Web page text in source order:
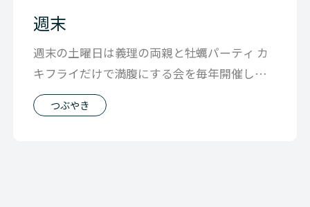
週末
週末の土曜日は義理の両親と牡蠣パーティ カ
キフライだけで満腹にする会を毎年開催して
おり 土曜日はどんな日でした。 牡蠣フ
つぶやき